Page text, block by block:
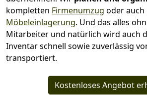
kompletten Firmenumzug oder auch
Möbeleinlagerung. Und das alles
Mitarbeiter und natürlich wird auch
Inventar schnell sowie zuverlässig
transportiert.
Kostenloses Angebot